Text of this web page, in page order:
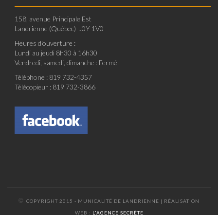
158, avenue Principale Est
Landrienne (Québec) J0Y 1V0
Heures d'ouverture :
Lundi au jeudi 8h30 à 16h30
Vendredi, samedi, dimanche : Fermé
Téléphone : 819 732-4357
Télécopieur : 819 732-3866
© COPYRIGHT 2015 - MUNICALITÉ DE LANDRIENNE | RÉALISATION
WEB : L'AGENCE SECRÈTE